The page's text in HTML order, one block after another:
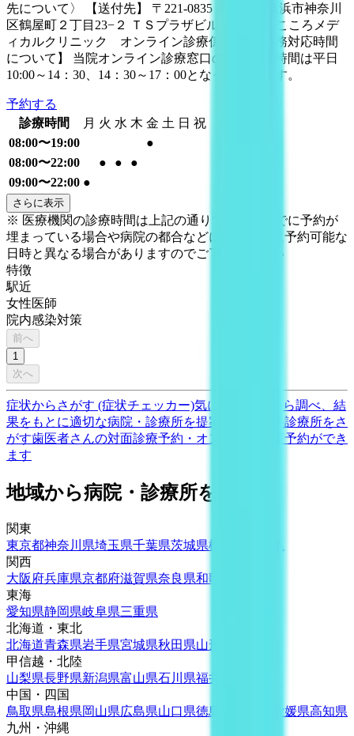
先について〉 【送付先】 〒221-0835 神奈川県横浜市神奈川
区鶴屋町２丁目23−２ ＴＳプラザビル 地下１階 こころメデ
ィカルクリニック オンライン診療係宛て 【事務対応時間
について】 当院オンライン診療窓口の事務対応時間は平日
10:00～14：30、14：30～17：00となっております。
予約する
診療時間
月 火 水 木 金 土 日 祝
08:00〜19:00
●
08:00〜22:00
● ●
●
09:00〜22:00 ●
さらに表示
※ 医療機関の診療時間は上記の通りですが、すでに予約が
埋まっている場合や病院の都合などにより実際に予約可能な
日時と異なる場合がありますのでご了承ください
特徴
駅近
女性医師
院内感染対策
前へ
1
次へ
症状からさがす (症状チェッカー)気になる症状から調べ、結
果をもとに適切な病院・診療所を提案します
歯科診療所をさ
がす歯医者さんの対面診療予約・オンライン診療予約ができ
ます
地域から病院・診療所をさがす
関東
東京都神奈川県埼玉県千葉県茨城県栃木県
関西
大阪府兵庫県京都府滋賀県奈良県和歌山県
東海
愛知県静岡県岐阜県三重県
北海道・東北
北海道青森県岩手県宮城県秋田県山形県
甲信越・北陸
山梨県長野県新潟県富山県石川県福井県
中国・四国
鳥取県島根県岡山県広島県山口県徳島県 愛媛県高知県
九州・沖縄